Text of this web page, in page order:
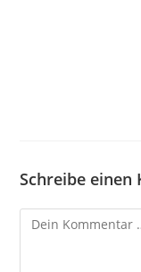
Schreibe einen
Kommentar